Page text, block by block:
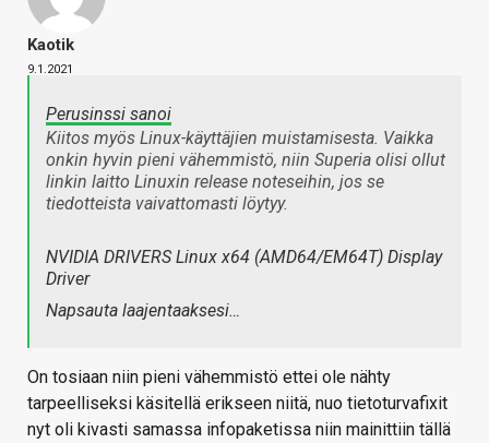
Kaotik
9.1.2021
Perusinssi sanoi
Kiitos myös Linux-käyttäjien muistamisesta. Vaikka
onkin hyvin pieni vähemmistö, niin Superia olisi ollut
linkin laitto Linuxin release noteseihin, jos se
tiedotteista vaivattomasti löytyy.
NVIDIA DRIVERS Linux x64 (AMD64/EM64T) Display
Driver
Napsauta laajentaaksesi…
On tosiaan niin pieni vähemmistö ettei ole nähty
tarpeelliseksi käsitellä erikseen niitä, nuo tietoturvafixit
nyt oli kivasti samassa infopaketissa niin mainittiin tällä